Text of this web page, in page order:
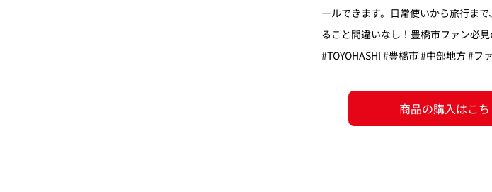
ールできます。日常使いから旅行ま
ること間違いなし！豊橋市ファン必見
#TOYOHASHI #豊橋市 #中部地方 #フ
商品の購入はこ